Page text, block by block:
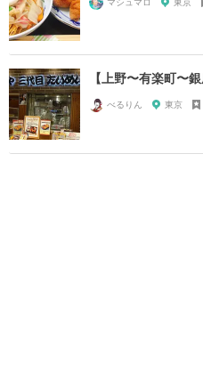
【上野〜有楽町〜
べるりん 東京